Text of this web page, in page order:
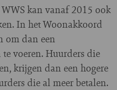
kan vanaf 2015 ook
In het Woonakkoord
om dan een
voeren. Huurders die
krijgen dan een hogere
die al meer betalen.